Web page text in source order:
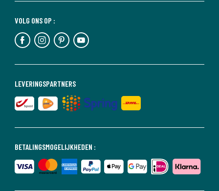
BETALINGSMOGELIJKHEDEN :
LEVERINGSPARTNERS
VOLG ONS OP :